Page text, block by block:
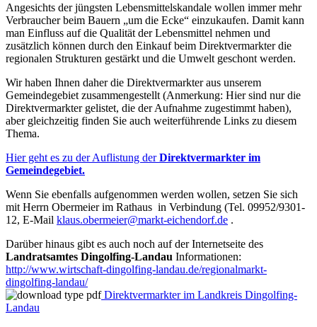
Angesichts der jüngsten Lebensmittelskandale wollen immer mehr
Verbraucher beim Bauern „um die Ecke“ einzukaufen. Damit kann
man Einfluss auf die Qualität der Lebensmittel nehmen und
zusätzlich können durch den Einkauf beim Direktvermarkter die
regionalen Strukturen gestärkt und die Umwelt geschont werden.
Wir haben Ihnen daher die Direktvermarkter aus unserem
Gemeindegebiet zusammengestellt (Anmerkung: Hier sind nur die
Direktvermarkter gelistet, die der Aufnahme zugestimmt haben),
aber gleichzeitig finden Sie auch weiterführende Links zu diesem
Thema.
Hier geht es zu der Auflistung derDirektvermarkter im
Gemeindegebiet.
Wenn Sie ebenfalls aufgenommen werden wollen, setzen Sie sich
mit Herrn Obermeier im Rathaus in Verbindung (Tel. 09952/9301-
12, E-Mail klaus.obermeier@markt-eichendorf.de .
Darüber hinaus gibt es auch noch auf der Internetseite des
Landratsamtes Dingolfing-Landau Informationen:
http://www.wirtschaft-dingolfing-landau.de/regionalmarkt-
dingolfing-landau/
Direktvermarkter im Landkreis Dingolfing-
Landau